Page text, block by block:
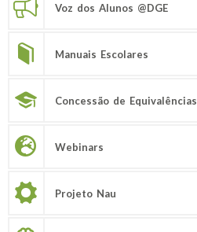
Voz dos Alunos @DGE
Manuais Escolares
Concessão de Equivalências
Webinars
Projeto Nau